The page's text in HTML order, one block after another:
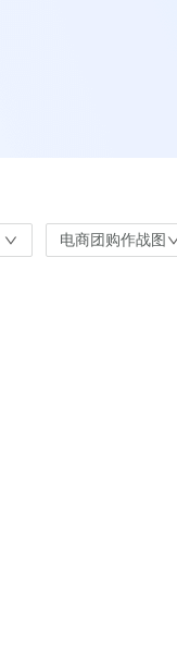
电商团购作战图